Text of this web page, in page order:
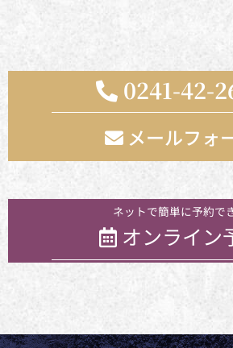
0241-42-
メールフォ
お気軽にお問い合わせく
ネットで簡単に予約で
オンライン